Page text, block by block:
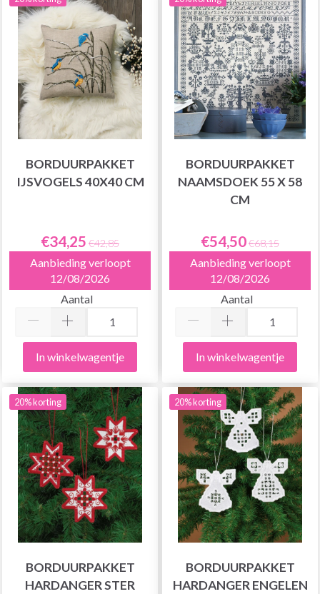
BORDUURPAKKET
IJSVOGELS 40X40 CM
€34,25 €42,85
Aanbieding verloopt
12/08/2026
Aantal
In winkelwagentje
BORDUURPAKKET
NAAMSDOEK 55 X 58
CM
€54,50€68,15
Aanbieding verloopt
12/08/2026
Aantal
In winkelwagentje
20% korting
BORDUURPAKKET
HARDANGER STER
20% korting
BORDUURPAKKET
HARDANGER ENGELEN